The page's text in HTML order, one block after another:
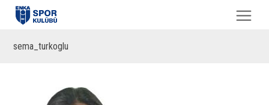
sema_turkoglu